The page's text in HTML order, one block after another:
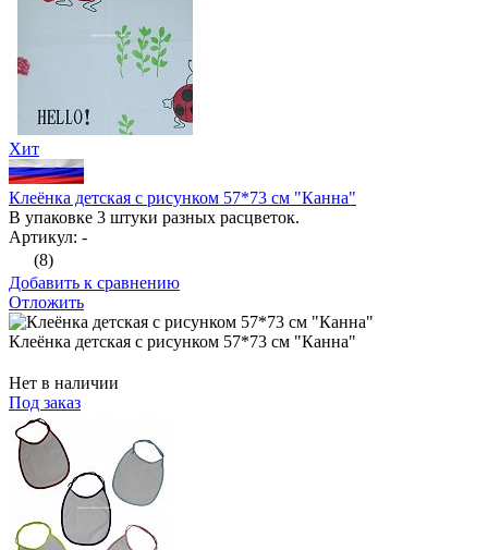
Хит
Клеёнка детская с рисунком 57*73 см "Канна"
В упаковке 3 штуки разных расцветок.
Артикул: -
(8)
Добавить к сравнению
Отложить
Клеёнка детская с рисунком 57*73 см "Канна"
Нет в наличии
Под заказ